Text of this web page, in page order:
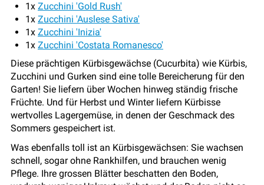
1x Zucchini 'Gold Rush'
1x Zucchini 'Auslese Sativa'
1x Zucchini 'Inizia'
1x Zucchini 'Costata Romanesco'​​​
Diese prächtigen Kürbisgewächse (Cucurbita) wie Kürbis,
Zucchini und Gurken sind eine tolle Bereicherung für den
Garten! Sie liefern über Wochen hinweg ständig frische
Früchte. Und für Herbst und Winter liefern Kürbisse
wertvolles Lagergemüse, in denen der Geschmack des
Sommers gespeichert ist.
Was ebenfalls toll ist an Kürbisgewächsen: Sie wachsen
schnell, sogar ohne Rankhilfen, und brauchen wenig
Pflege. Ihre grossen Blätter beschatten den Boden,